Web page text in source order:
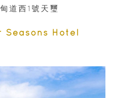
道西1號天璽
Seasons Hotel